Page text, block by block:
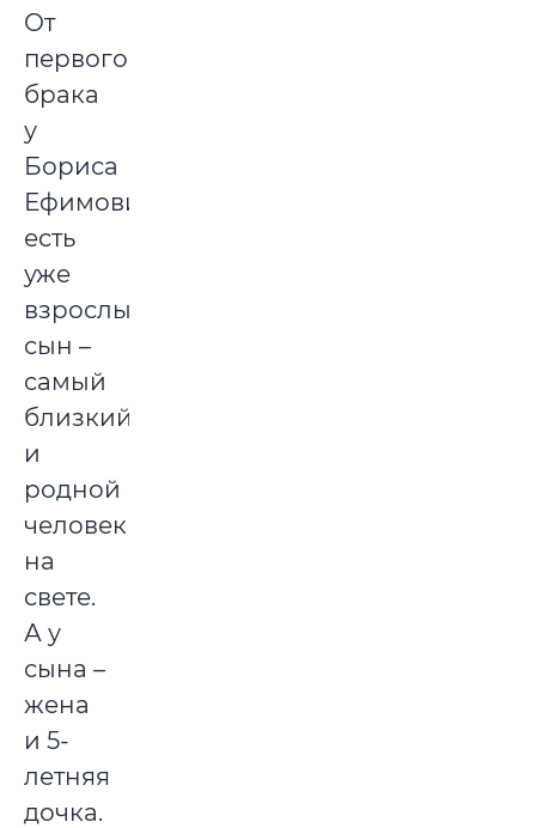
От
первого
брака
у
Бориса
Ефимовича
есть
уже
взрослый
сын –
самый
близкий
и
родной
человек
на
свете.
А у
сына –
жена
и 5-
летняя
дочка.